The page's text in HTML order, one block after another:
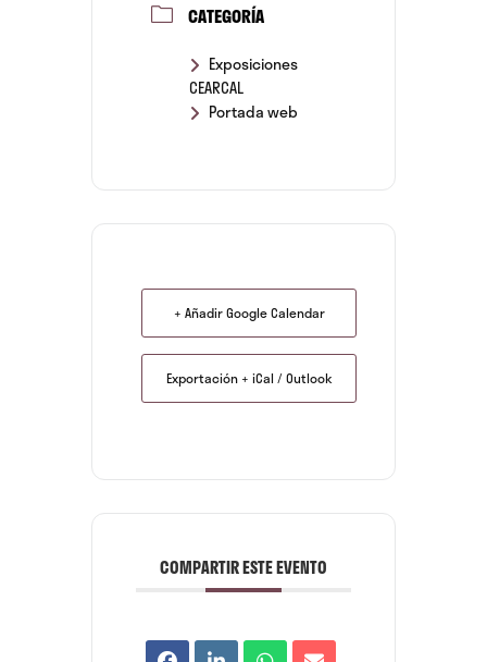
CATEGORÍA
Exposiciones
CEARCAL
Portada web
+ Añadir Google Calendar
Exportación + iCal / Outlook
COMPARTIR ESTE EVENTO